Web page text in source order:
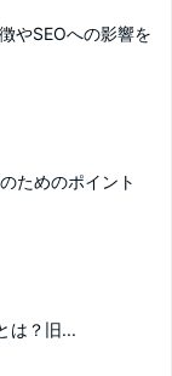
やSEOへの影響を
ためのポイント
は？旧...